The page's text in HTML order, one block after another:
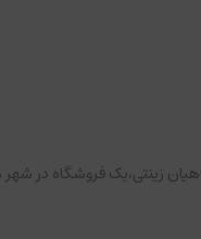
زینتی،یک